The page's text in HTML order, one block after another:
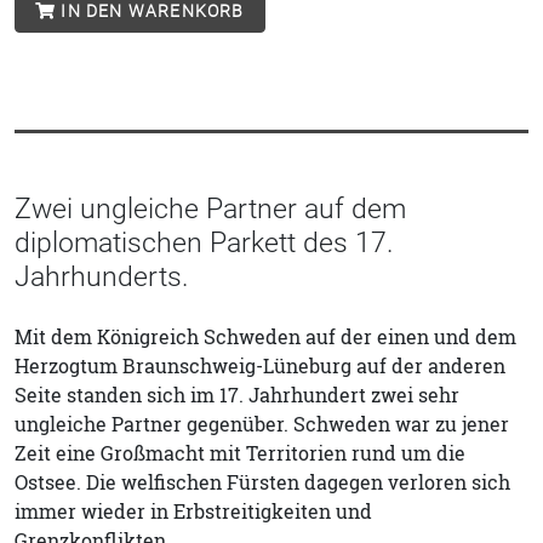
IN DEN WARENKORB
Zwei ungleiche Partner auf dem
diplomatischen Parkett des 17.
Jahrhunderts.
Mit dem Königreich Schweden auf der einen und dem
Herzogtum Braunschweig-Lüneburg auf der anderen
Seite standen sich im 17. Jahrhundert zwei sehr
ungleiche Partner gegenüber. Schweden war zu jener
Zeit eine Großmacht mit Territorien rund um die
Ostsee. Die welfischen Fürsten dagegen verloren sich
immer wieder in Erbstreitigkeiten und